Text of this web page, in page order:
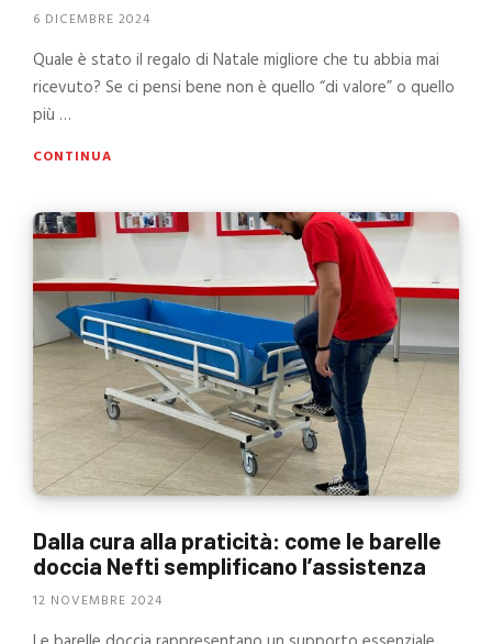
6 DICEMBRE 2024
Quale è stato il regalo di Natale migliore che tu abbia mai
ricevuto? Se ci pensi bene non è quello “di valore” o quello
più …
CONTINUA
Dalla cura alla praticità: come le barelle
doccia Nefti semplificano l’assistenza
12 NOVEMBRE 2024